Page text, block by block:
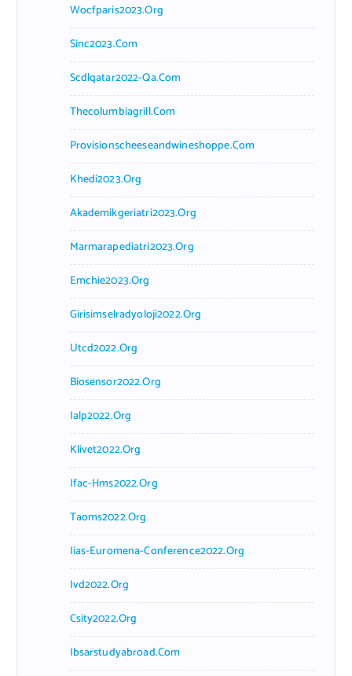
Wocfparis2023.org
Sinc2023.com
Scdlqatar2022-Qa.com
Thecolumbiagrill.com
Provisionscheeseandwineshoppe.com
Khedi2023.org
Akademikgeriatri2023.org
Marmarapediatri2023.org
Emchie2023.org
Girisimselradyoloji2022.org
Utcd2022.org
Biosensor2022.org
Ialp2022.org
Klivet2022.org
Ifac-Hms2022.org
Taoms2022.org
Iias-Euromena-Conference2022.org
Ivd2022.org
Csity2022.org
Ibsarstudyabroad.com